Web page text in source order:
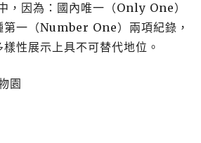
，因為：國內唯一（Only One）
第一（Number One）兩項紀錄，
性展示上具不可替代地位。